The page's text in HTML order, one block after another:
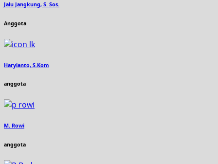
Jalu Jangkung, S. Sos.
Anggota
Haryianto, S.Kom
anggota
M. Rowi
anggota